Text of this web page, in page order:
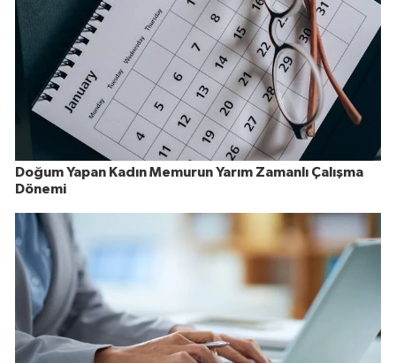
Doğum Yapan Kadın Memurun Yarım Zamanlı Çalışma
Dönemi